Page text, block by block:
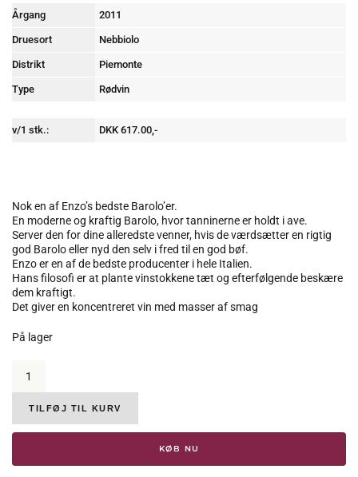
Årgang 2011
Druesort Nebbiolo
Distrikt Piemonte
Type Rødvin
v/1 stk.: DKK 617.00,-
Nok en af Enzo’s bedste Barolo’er.
En moderne og kraftig Barolo, hvor tanninerne er holdt i ave.
Server den for dine alleredste venner, hvis de værdsætter en rigtig
god Barolo eller nyd den selv i fred til en god bøf.
Enzo er en af de bedste producenter i hele Italien.
Hans filosofi er at plante vinstokkene tæt og efterfølgende beskære
dem kraftigt.
Det giver en koncentreret vin med masser af smag
På lager
Boglietti,
Barolo
Case
Nere,
DOCG,
14%
TILFØJ TIL KURV
KØB NU